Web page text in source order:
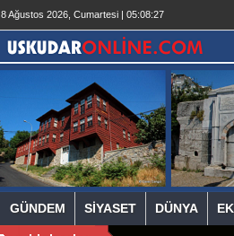
8 Ağustos 2026, Cumartesi | 05:08:27
GÜNDEM SİYASET DÜNYA